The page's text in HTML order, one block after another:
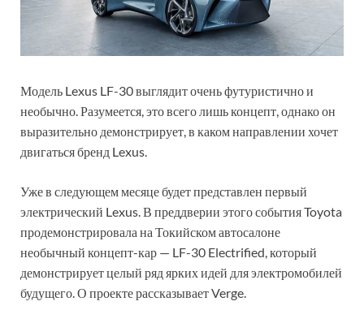
Модель Lexus LF-30 выглядит очень футуристично и
необычно. Разумеется, это всего лишь концепт, однако он
выразительно демонстрирует, в каком направлении хочет
двигаться бренд Lexus.
Уже в следующем месяце будет представлен первый
электрический Lexus. В преддверии этого события Toyota
продемонстрировала на Токийском автосалоне
необычный концепт-кар — LF-30 Electrified, который
демонстрирует целый ряд ярких идей для электромобилей
будущего. О проекте рассказывает Verge.